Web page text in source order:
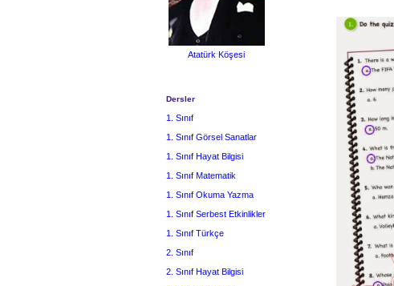
Atatürk Köşesi
Dersler
1. Sınıf
1. Sınıf Görsel Sanatlar
1. Sınıf Hayat Bilgisi
1. Sınıf Matematik
1. Sınıf Okuma Yazma
1. Sınıf Serbest Etkinlikler
1. Sınıf Türkçe
2. Sınıf
2. Sınıf Hayat Bilgisi